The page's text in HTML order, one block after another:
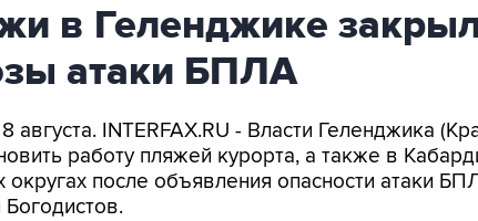
в Геленджике
атаки БПЛА
августа. INTERFAX.RU - Власти Геленджика
работу пляжей курорта, а также в
округах после объявления опасности атаки